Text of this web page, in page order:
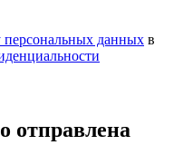
персональных данных в
отправлена